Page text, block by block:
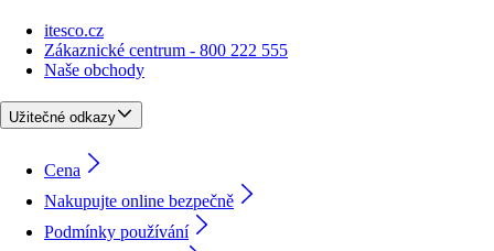
itesco.cz
Zákaznické centrum - 800 222 555
Naše obchody
Užitečné odkazy
Cena
Nakupujte online bezpečně
Podmínky používání